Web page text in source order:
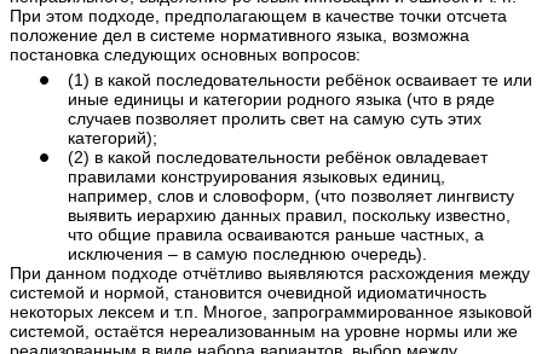
При этом подходе, предполагающем в качестве точки отсчета
положение дел в системе нормативного языка, возможна
постановка следующих основных вопросов:
(1) в какой последовательности ребёнок осваивает те или
иные единицы и категории родного языка (что в ряде
случаев позволяет пролить свет на самую суть этих
категорий);
(2) в какой последовательности ребёнок овладевает
правилами конструирования языковых единиц,
например, слов и словоформ, (что позволяет лингвисту
выявить иерархию данных правил, поскольку известно,
что общие правила осваиваются раньше частных, а
исключения – в самую последнюю очередь).
При данном подходе отчётливо выявляются расхождения между
системой и нормой, становится очевидной идиоматичность
некоторых лексем и т.п. Многое, запрограммированное языковой
системой, остаётся нереализованным на уровне нормы или же